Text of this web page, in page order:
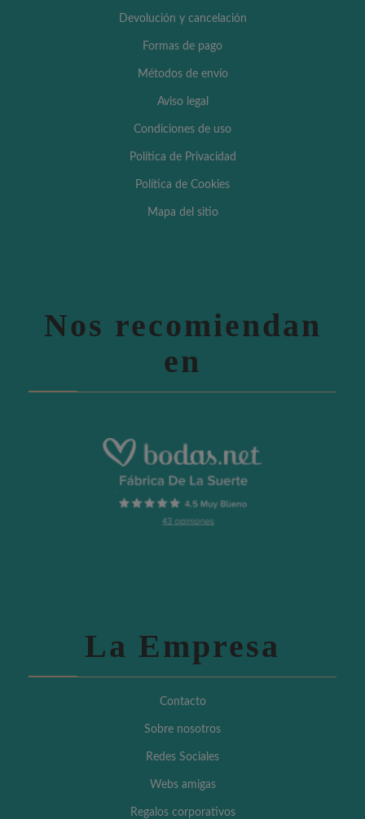
Devolución y cancelación
Formas de pago
Métodos de envío
Aviso legal
Condiciones de uso
Política de Privacidad
Política de Cookies
Mapa del sitio
Nos recomiendan
en
La Empresa
Contacto
Sobre nosotros
Redes Sociales
Webs amigas
Regalos corporativos